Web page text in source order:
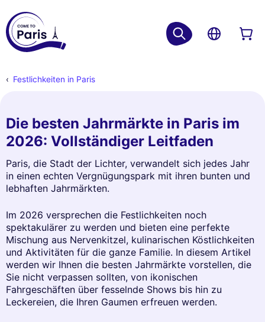
Festlichkeiten in Paris
Die besten Jahrmärkte in Paris im
2026: Vollständiger Leitfaden
Paris, die Stadt der Lichter, verwandelt sich jedes Jahr
in einen echten Vergnügungspark mit ihren bunten und
lebhaften Jahrmärkten.
Im 2026 versprechen die Festlichkeiten noch
spektakulärer zu werden und bieten eine perfekte
Mischung aus Nervenkitzel, kulinarischen Köstlichkeiten
und Aktivitäten für die ganze Familie. In diesem Artikel
werden wir Ihnen die besten Jahrmärkte vorstellen, die
Sie nicht verpassen sollten, von ikonischen
Fahrgeschäften über fesselnde Shows bis hin zu
Leckereien, die Ihren Gaumen erfreuen werden.